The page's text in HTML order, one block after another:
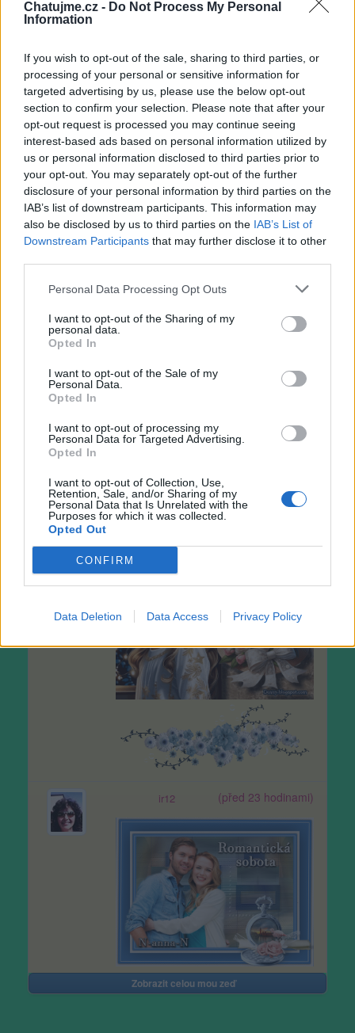
Chatujme.cz - Do Not Process My Personal
Information
If you wish to opt-out of the sale, sharing to third parties, or
processing of your personal or sensitive information for
targeted advertising by us, please use the below opt-out
section to confirm your selection. Please note that after your
opt-out request is processed you may continue seeing
interest-based ads based on personal information utilized by
us or personal information disclosed to third parties prior to
your opt-out. You may separately opt-out of the further
disclosure of your personal information by third parties on the
IAB’s list of downstream participants. This information may
also be disclosed by us to third parties on the IAB’s List of
Downstream Participants that may further disclose it to other
Personal Data Processing Opt Outs
I want to opt-out of the Sharing of my
personal data.
Opted In
I want to opt-out of the Sale of my
Personal Data.
Opted In
I want to opt-out of processing my
Personal Data for Targeted Advertising.
Opted In
I want to opt-out of Collection, Use,
Retention, Sale, and/or Sharing of my
Personal Data that Is Unrelated with the
Purposes for which it was collected.
Opted Out
CONFIRM
Data Deletion Data Access Privacy Policy
anasik59
(před 4 hodinami)
AHOJ, PŘEJI TI HEZKOU NEDĚLI
ir12 (před 23 hodinami)
Zobrazit celou mou zeď